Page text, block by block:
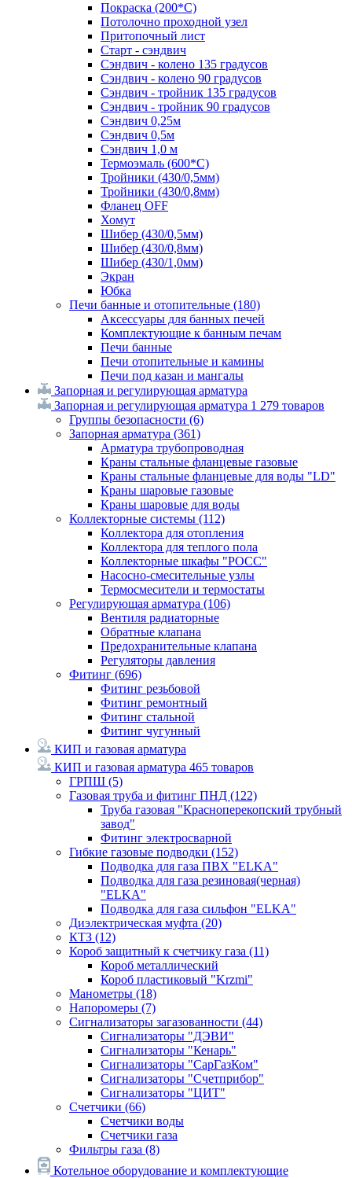
Покраска (200*С)
Потолочно проходной узел
Притопочный лист
Старт - сэндвич
Сэндвич - колено 135 градусов
Сэндвич - колено 90 градусов
Сэндвич - тройник 135 градусов
Сэндвич - тройник 90 градусов
Сэндвич 0,25м
Сэндвич 0,5м
Сэндвич 1,0 м
Термоэмаль (600*С)
Тройники (430/0,5мм)
Тройники (430/0,8мм)
Фланец OFF
Хомут
Шибер (430/0,5мм)
Шибер (430/0,8мм)
Шибер (430/1,0мм)
Экран
Юбка
Печи банные и отопительные (180)
Аксессуары для банных печей
Комплектующие к банным печам
Печи банные
Печи отопительные и камины
Печи под казан и мангалы
Запорная и регулирующая арматура
Запорная и регулирующая арматура 1 279 товаров
Группы безопасности (6)
Запорная арматура (361)
Арматура трубопроводная
Краны стальные фланцевые газовые
Краны стальные фланцевые для воды "LD"
Краны шаровые газовые
Краны шаровые для воды
Коллекторные системы (112)
Коллектора для отопления
Коллектора для теплого пола
Коллекторные шкафы "РОСС"
Насосно-смесительные узлы
Термосмесители и термостаты
Регулирующая арматура (106)
Вентиля радиаторные
Обратные клапана
Предохранительные клапана
Регуляторы давления
Фитинг (696)
Фитинг резьбовой
Фитинг ремонтный
Фитинг стальной
Фитинг чугунный
КИП и газовая арматура
КИП и газовая арматура 465 товаров
ГРПШ (5)
Газовая труба и фитинг ПНД (122)
Труба газовая "Красноперекопский трубный
завод"
Фитинг электросварной
Гибкие газовые подводки (152)
Подводка для газа ПВХ "ELKA"
Подводка для газа резиновая(черная)
"ELKA"
Подводка для газа сильфон "ELKA"
Диэлектрическая муфта (20)
КТЗ (12)
Короб защитный к счетчику газа (11)
Короб металлический
Короб пластиковый "Krzmi"
Манометры (18)
Напоромеры (7)
Сигнализаторы загазованности (44)
Сигнализаторы "ДЭВИ"
Сигнализаторы "Кенарь"
Сигнализаторы "СарГазКом"
Сигнализаторы "Счетприбор"
Сигнализаторы "ЦИТ"
Счетчики (66)
Счетчики воды
Счетчики газа
Фильтры газа (8)
Котельное оборудование и комплектующие